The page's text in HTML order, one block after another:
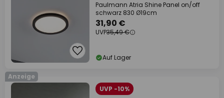
Paulmann Atria Shine Panel on/off
schwarz 830 Ø19cm
31,90 €
UVP35,49 €
Auf Lager
Anzeige
UVP -10%